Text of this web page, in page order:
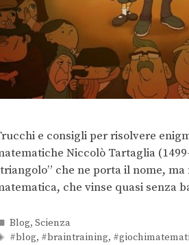
e consigli per risolvere
Niccolò Tartaglia
che ne porta il nome,
che vinse quasi senza
Blog, Scienza
#blog, #braintraining,